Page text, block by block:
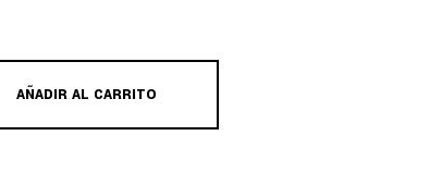
AÑADIR AL CARRITO